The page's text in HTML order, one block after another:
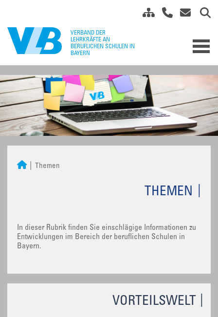
VORTEILSWELT
Themen
THEMEN
In dieser Rubrik finden Sie einschlägige Informationen zu
Entwicklungen im Bereich der beruflichen Schulen in
Bayern.